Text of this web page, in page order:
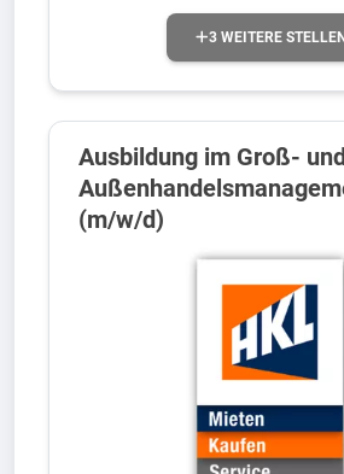
3 WEITERE
Ausbildung im Groß-
(m/w/d)